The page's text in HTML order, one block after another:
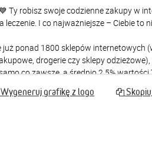
Wygeneruj grafikę z logo